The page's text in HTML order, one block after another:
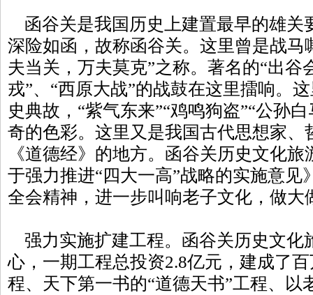
函谷关是我国历史上建置最早的雄关
深险如函，故称函谷关。这里曾是战马
夫当关，万夫莫克”之称。著名的“出谷
戎”、“西原大战”的战鼓在这里擂响。
史典故，“紫气东来”“鸡鸣狗盗”“公孙
奇的色彩。这里又是我国古代思想家、
《道德经》的地方。函谷关历史文化
于强力推进“四大一高”战略的实施意见
全会精神，进一步叫响老子文化，做大
强力实施扩建工程。函谷关历史文化
心，一期工程总投资2.8亿元，建成了
程、天下第一书的“道德天书”工程、以